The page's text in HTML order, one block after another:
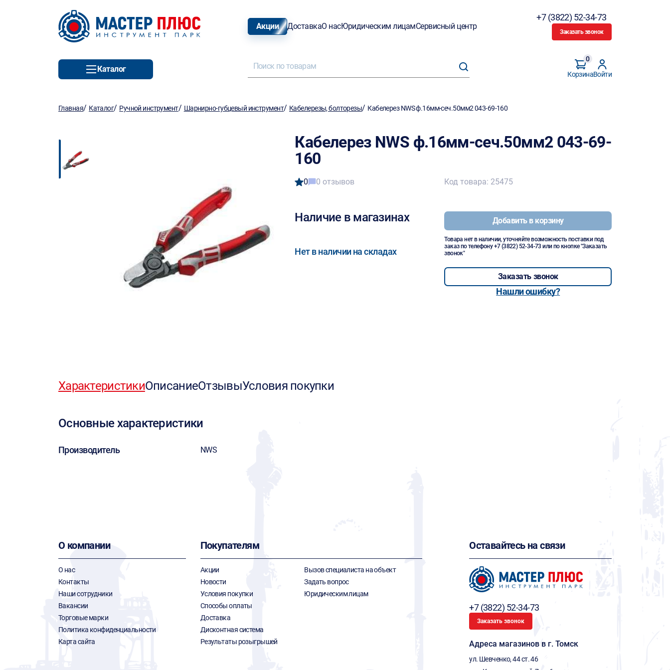
Акции ДоставкаО насЮридическим лицамСервисный центр
+7 (3822) 52-34-73
Заказать звонок
Каталог
Корзина
0
Войти
Главная/ Каталог/ Ручной инструмент/ Шарнирно-губцевый инструмент/ Кабелерезы, болторезы/ Кабелерез NWS ф.16мм-сеч.50мм2 043-69-160
Кабелерез NWS ф.16мм-сеч.50мм2 043-69-
160
0 0 отзывов
Наличие в магазинах
Нет в наличии на складах
Код товара: 25475
Добавить в корзину
Товара нет в наличии, уточняйте возможность поставки под
заказ по телефону+7 (3822) 52-34-73 или по кнопке "Заказать
звонок"
Заказать звонок
Нашли ошибку?
ХарактеристикиОписаниеОтзывыУсловия покупки
Основные характеристики
Производитель NWS
О компании
О нас
Контакты
Наши сотрудники
Вакансии
Торговые марки
Политика конфиденциальности
Карта сайта
Покупателям
Акции
Новости
Условия покупки
Способы оплаты
Доставка
Дисконтная система
Результаты розыгрышей
Вызов специалиста на объект
Задать вопрос
Юридическим лицам
Оставайтесь на связи
+7 (3822) 52-34-73
Заказать звонок
Адреса магазинов в г. Томск
ул. Шевченко, 44 ст. 46